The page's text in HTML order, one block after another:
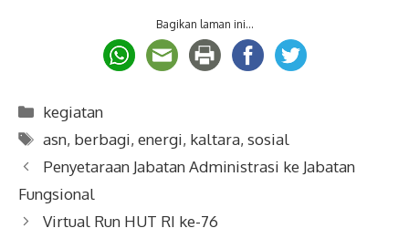
Bagikan laman ini...
Categories
kegiatan
Tags
asn, berbagi,energi, kaltara,sosial
Penyetaraan Jabatan Administrasi ke Jabatan
Fungsional
Virtual Run HUT RI ke-76